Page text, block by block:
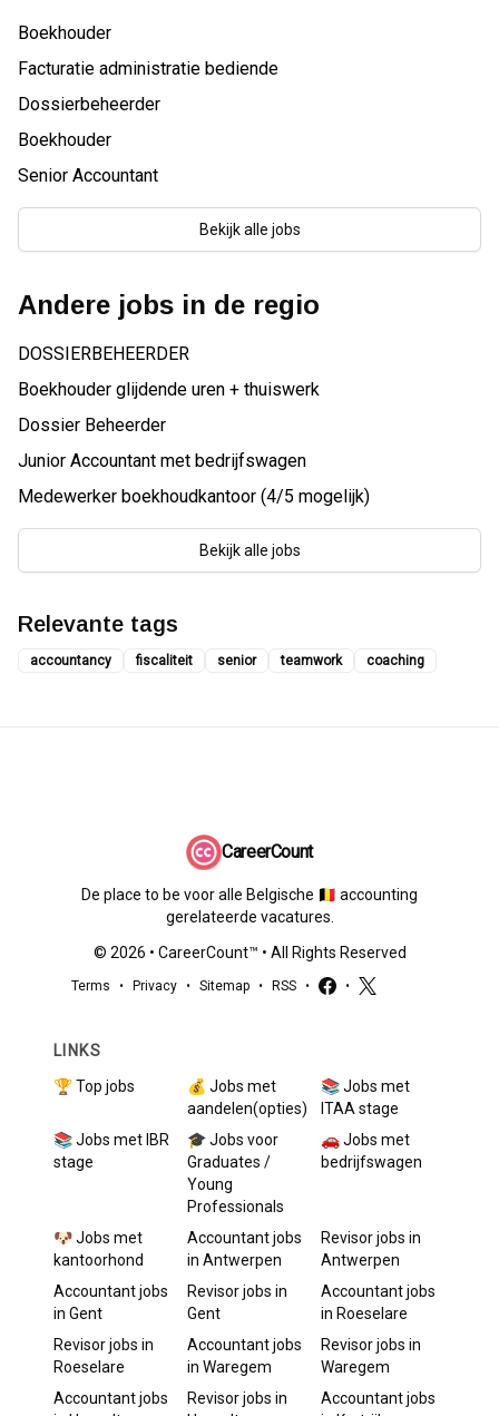
Boekhouder
Facturatie administratie bediende
Dossierbeheerder
Boekhouder
Senior Accountant
Bekijk alle jobs
Andere jobs in de regio
DOSSIERBEHEERDER
Boekhouder glijdende uren + thuiswerk
Dossier Beheerder
Junior Accountant met bedrijfswagen
Medewerker boekhoudkantoor (4/5 mogelijk)
Bekijk alle jobs
Relevante tags
accountancy fiscaliteit senior teamwork coaching
CareerCount
De place to be voor alle Belgische 🇧🇪 accounting
gerelateerde vacatures.
© 2026 • CareerCount™ • All Rights Reserved
Terms • Privacy • Sitemap • RSS • •
LINKS
🏆 Top jobs
💰 Jobs met
aandelen(opties)
📚 Jobs met
ITAA stage
📚 Jobs met IBR
stage
🎓 Jobs voor
Graduates /
Young
Professionals
🚗 Jobs met
bedrijfswagen
🐶 Jobs met
kantoorhond
Accountantjobs
in Antwerpen
Revisorjobs in
Antwerpen
Accountantjobs
in Gent
Revisorjobs in
Gent
Accountantjobs
in Roeselare
Revisorjobs in
Roeselare
Accountantjobs
in Waregem
Revisorjobs in
Waregem
Accountantjobs
Revisorjobs in
Accountantjobs